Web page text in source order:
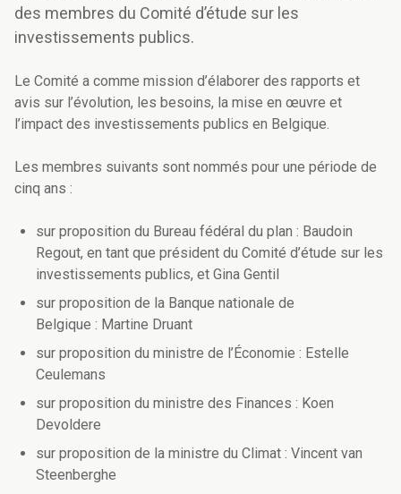
des membres du Comité d’étude sur les
investissements publics.
Le Comité a comme mission d’élaborer des rapports et
avis sur l’évolution, les besoins, la mise en œuvre et
l’impact des investissements publics en Belgique.
Les membres suivants sont nommés pour une période de
cinq ans :
sur proposition du Bureau fédéral du plan : Baudoin
Regout, en tant que président du Comité d’étude sur les
investissements publics, et Gina Gentil
sur proposition de la Banque nationale de
Belgique : Martine Druant
sur proposition du ministre de l’Économie : Estelle
Ceulemans
sur proposition du ministre des Finances : Koen
Devoldere
sur proposition de la ministre du Climat : Vincent van
Steenberghe